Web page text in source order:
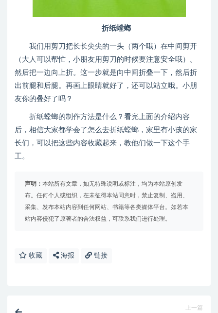
折纸螳螂
我们用剪刀把长长尖尖的一头（两个哦）在中间剪开
（大人可以帮忙，小朋友用剪刀的时候要注意安全哦）。
然后把一边向上折。这一步就是向中间折叠一下，然后折
出前腿和后腿。再画上眼睛就好了，还可以站立哦。小朋
友你的叠好了吗？
折纸螳螂的制作方法是什么？看完上面的介绍内容
后，相信大家都学会了怎么去折纸螳螂，家里有小孩的家
长们，可以把这些内容收藏起来，教他们做一下这个手
工。
声明： 本站所有文章，如无特殊说明或标注，均为本站原创发
布。任何个人或组织，在未征得本站同意时，禁止复制、盗用、
采集、发布本站内容到任何网站、书籍等各类媒体平台。如若本
站内容侵犯了原著者的合法权益，可联系我们进行处理。
收藏 海报 链接
上一篇